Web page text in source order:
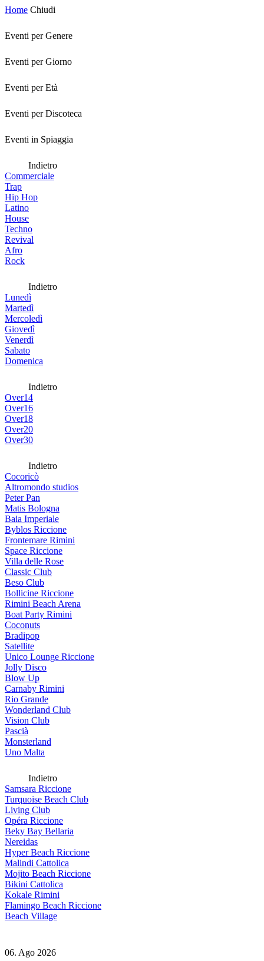
Home Chiudi
Eventi per Genere
Eventi per Giorno
Eventi per Età
Eventi per Discoteca
Eventi in Spiaggia
Indietro
Commerciale
Trap
Hip Hop
Latino
House
Techno
Revival
Afro
Rock
Indietro
Lunedì
Martedì
Mercoledì
Giovedì
Venerdì
Sabato
Domenica
Indietro
Over14
Over16
Over18
Over20
Over30
Indietro
Cocoricò
Altromondo studios
Peter Pan
Matis Bologna
Baia Imperiale
Byblos Riccione
Frontemare Rimini
Space Riccione
Villa delle Rose
Classic Club
Beso Club
Bollicine Riccione
Rimini Beach Arena
Boat Party Rimini
Coconuts
Bradipop
Satellite
Unico Lounge Riccione
Jolly Disco
Blow Up
Carnaby Rimini
Rio Grande
Wonderland Club
Vision Club
Pascià
Monsterland
Uno Malta
Indietro
Samsara Riccione
Turquoise Beach Club
Living Club
Opéra Riccione
Beky Bay Bellaria
Nereidas
Hyper Beach Riccione
Malindi Cattolica
Mojito Beach Riccione
Bikini Cattolica
Kokale Rimini
Flamingo Beach Riccione
Beach Village
06. Ago 2026